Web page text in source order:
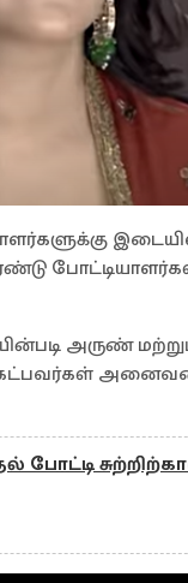
அருண்
போட்டி